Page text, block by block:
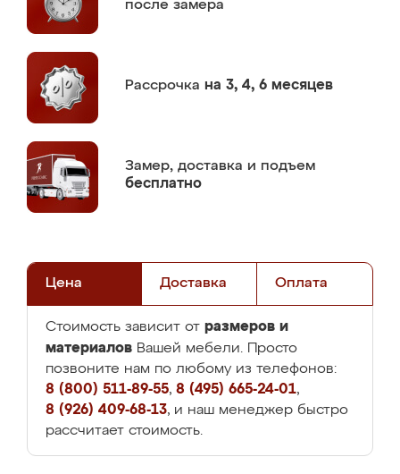
после замера
Рассрочка на 3, 4, 6 месяцев
Замер, доставка и подъем
бесплатно
Цена Доставка Оплата
Стоимость зависит от размеров и
материалов Вашей мебели. Просто
позвоните нам по любому из телефонов:
8 (800) 511-89-55, 8 (495) 665-24-01,
8 (926) 409-68-13, и наш менеджер быстро
рассчитает стоимость.